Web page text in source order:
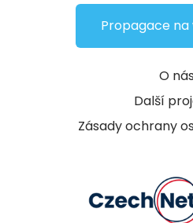
O nás
Další
Zásady ochrany
Propagace na